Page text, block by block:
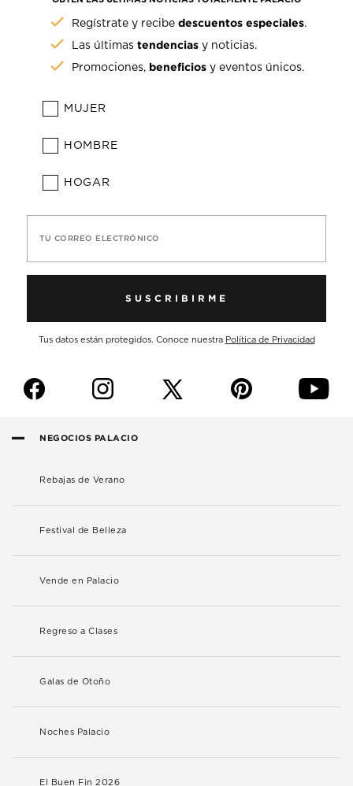
Regístrate y recibedescuentos especiales.
Las últimastendencias y noticias.
Promociones, beneficios y eventos únicos.
MUJER
HOMBRE
HOGAR
TU CORREO ELECTRÓNICO
SUSCRIBIRME
Tus datos están protegidos. Conoce nuestra Política de Privacidad
f i p y
NEGOCIOS PALACIO
Rebajas de Verano
Festival de Belleza
Vende en Palacio
Regreso a Clases
Galas de Otoño
Noches Palacio
El Buen Fin 2026